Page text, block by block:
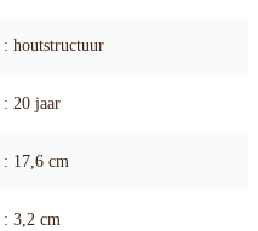
: houtstructuur
: 20 jaar
: 17,6 cm
: 3,2 cm